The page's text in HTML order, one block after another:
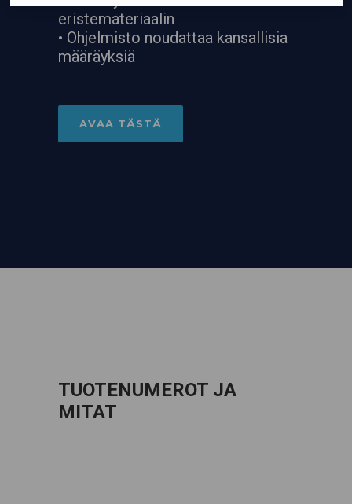
eristemateriaalin
• Ohjelmisto noudattaa kansallisia
määräyksiä
AVAA TÄSTÄ
TUOTENUMEROT JA
MITAT